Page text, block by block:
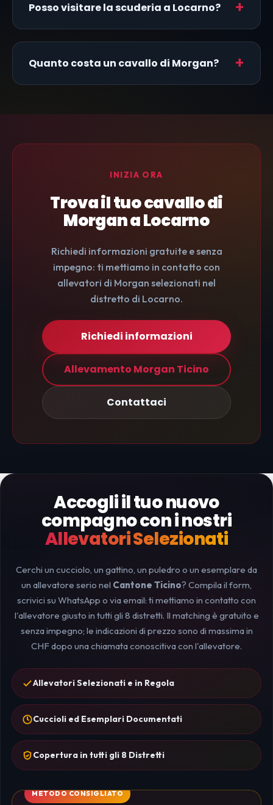
Posso visitare la scuderia a Locarno?
Quanto costa un cavallo di Morgan?
INIZIA ORA
Trova il tuo cavallo di
Morgan a Locarno
Richiedi informazioni gratuite e senza
impegno: ti mettiamo in contatto con
allevatori di Morgan selezionati nel
distretto di Locarno.
Richiedi informazioni
Allevamento Morgan Ticino
Contattaci
Accogli il tuo nuovo
compagno con i nostri
Allevatori Selezionati
Cerchi un cucciolo, un gattino, un puledro o un esemplare da
un allevatore serio nel Cantone Ticino? Compila il form,
scrivici su WhatsApp o via email: ti mettiamo in contatto con
l'allevatore giusto in tutti gli 8 distretti. Il matching è gratuito e
senza impegno; le indicazioni di prezzo sono di massima in
CHF dopo una chiamata conoscitiva con l'allevatore.
Allevatori Selezionati e in Regola
Cuccioli ed Esemplari Documentati
Copertura in tutti gli 8 Distretti